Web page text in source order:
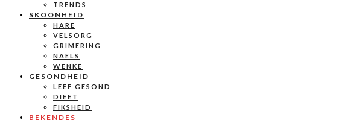
TRENDS
SKOONHEID
HARE
VELSORG
GRIMERING
NAELS
WENKE
GESONDHEID
LEEF GESOND
DIEET
FIKSHEID
BEKENDES